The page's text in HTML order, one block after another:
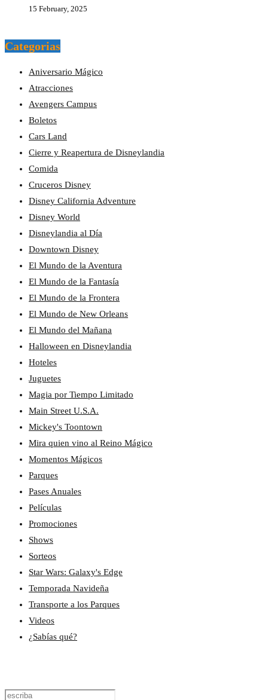
15 February, 2025
Categorias
Aniversario Mágico
Atracciones
Avengers Campus
Boletos
Cars Land
Cierre y Reapertura de Disneylandia
Comida
Cruceros Disney
Disney California Adventure
Disney World
Disneylandia al Día
Downtown Disney
El Mundo de la Aventura
El Mundo de la Fantasía
El Mundo de la Frontera
El Mundo de New Orleans
El Mundo del Mañana
Halloween en Disneylandia
Hoteles
Juguetes
Magia por Tiempo Limitado
Main Street U.S.A.
Mickey's Toontown
Mira quien vino al Reino Mágico
Momentos Mágicos
Parques
Pases Anuales
Películas
Promociones
Shows
Sorteos
Star Wars: Galaxy's Edge
Temporada Navideña
Transporte a los Parques
Videos
¿Sabías qué?